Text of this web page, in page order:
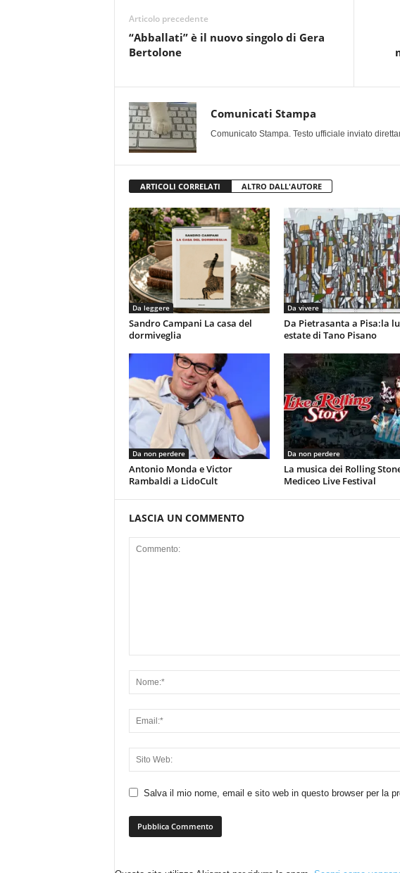
Articolo precedente
“Abballati” è il nuovo singolo di Gera
Bertolone
Comunicati Stampa
Comunicato Stampa. Testo ufficiale inviato
ARTICOLI CORRELATI ALTRO DALL'AUTORE
Da leggere
Sandro Campani La casa del
dormiveglia
Da vivere
Da Pietrasanta a Pisa:la
estate di Tano Pisano
Da non perdere
Antonio Monda e Victor
Rambaldi a LidoCult
Da non perdere
La musica dei Rolling
Mediceo Live Festival
LASCIA UN COMMENTO
Salva il mio nome, email e sito web in questo browser per la